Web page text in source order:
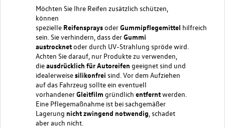
Möchten Sie Ihre Reifen zusätzlich schützen,
können
spezielle ReifenspraysoderGummipflegemittel hilfreich
sein. Sie verhindern, dass derGummi
austrocknetoder durch UV-Strahlung spröde wird.
Achten Sie darauf, nur Produkte zu verwenden,
dieausdrücklich für Autoreifen geeignet sind und
idealerweisesilikonfrei sind. Vor dem Aufziehen
auf das Fahrzeug sollte ein eventuell
vorhandenerGleitfilm gründlich entferntwerden.
Eine Pflegemaßnahme ist bei sachgemäßer
Lagerung nicht zwingend notwendig schadet
aber auch nicht.